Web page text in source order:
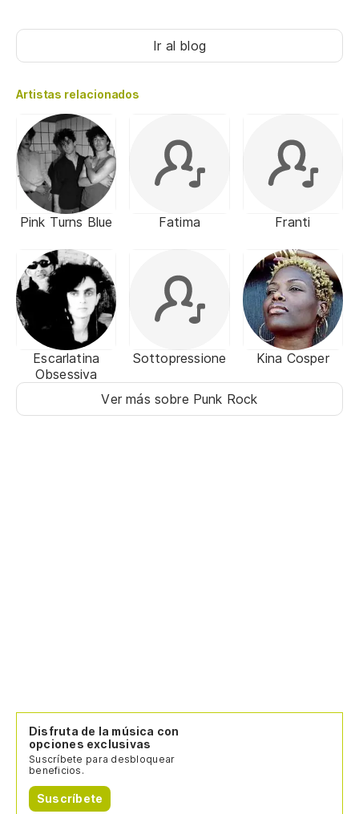
Ir al blog
Artistas relacionados
Pink Turns Blue Fatima Franti
Escarlatina
Obsessiva
Sottopressione Kina Cosper
Ver más sobre Punk Rock
Disfruta de la música con
opciones exclusivas
Suscríbete para desbloquear
beneficios.
Suscríbete